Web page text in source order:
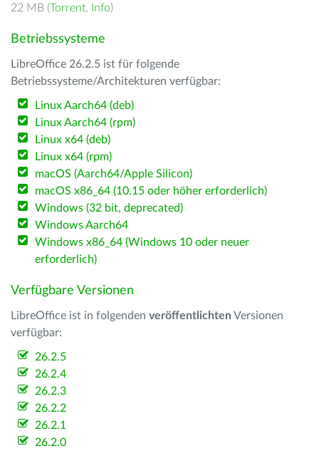
22 MB (Torrent, Info)
Betriebssysteme
LibreOffice 26.2.5 ist für folgende
Betriebssysteme/Architekturen verfügbar:
Linux Aarch64 (deb)
Linux Aarch64 (rpm)
Linux x64 (deb)
Linux x64 (rpm)
macOS (Aarch64/Apple Silicon)
macOS x86_64 (10.15 oder höher erforderlich)
Windows (32 bit, deprecated)
Windows Aarch64
Windows x86_64 (Windows 10 oder neuer
erforderlich)
Verfügbare Versionen
LibreOffice ist in folgenden veröffentlichten Versionen
verfügbar:
26.2.5
26.2.4
26.2.3
26.2.2
26.2.1
26.2.0